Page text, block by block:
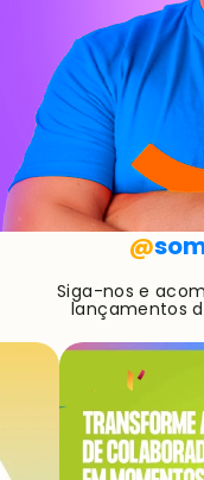
@
Siga-nos e
lançamentos